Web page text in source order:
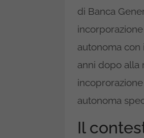
di Banca
autonoma con
anni dopo alla
autonoma
Il